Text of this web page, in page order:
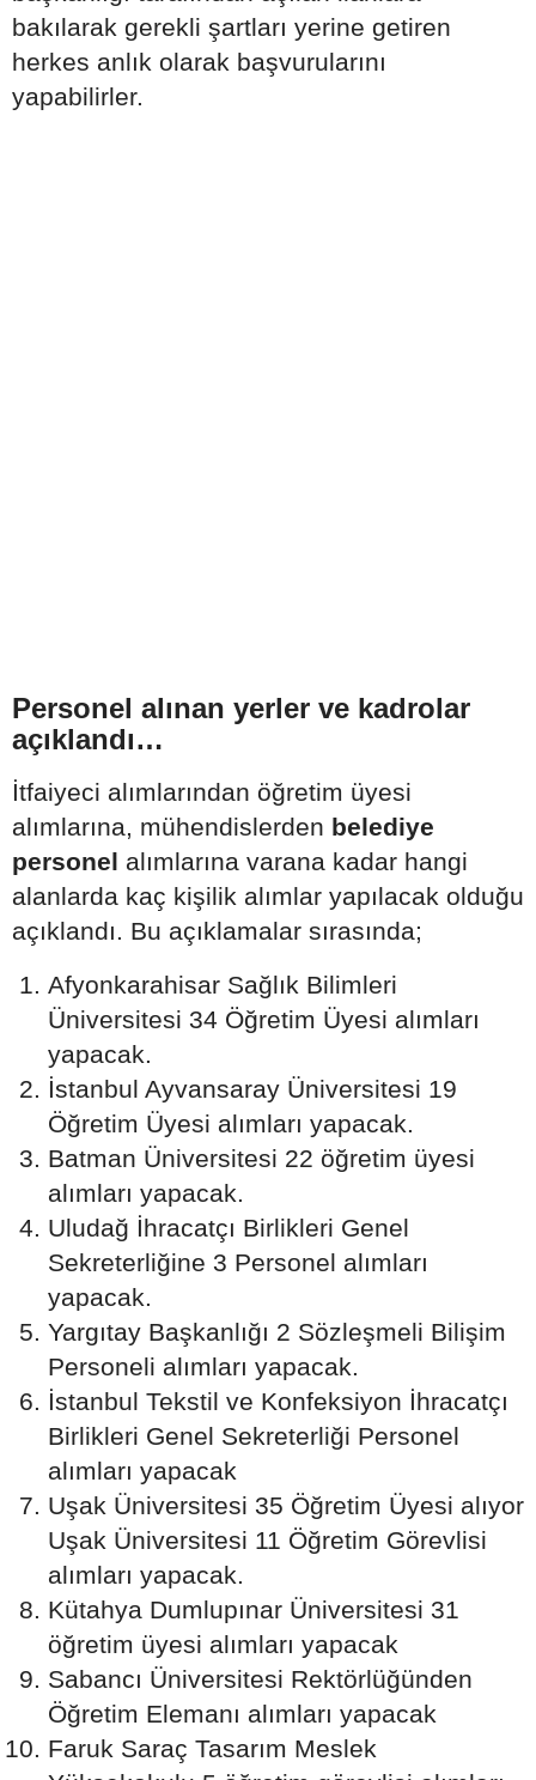
bakılarak gerekli şartları yerine getiren
herkes anlık olarak başvurularını
yapabilirler.
Personel alınan yerler ve kadrolar
açıklandı…
İtfaiyeci alımlarından öğretim üyesi
alımlarına, mühendislerden belediye
personel alımlarına varana kadar hangi
alanlarda kaç kişilik alımlar yapılacak olduğu
açıklandı. Bu açıklamalar sırasında;
Afyonkarahisar Sağlık Bilimleri
Üniversitesi 34 Öğretim Üyesi alımları
yapacak.
İstanbul Ayvansaray Üniversitesi 19
Öğretim Üyesi alımları yapacak.
Batman Üniversitesi 22 öğretim üyesi
alımları yapacak.
Uludağ İhracatçı Birlikleri Genel
Sekreterliğine 3 Personel alımları
yapacak.
Yargıtay Başkanlığı 2 Sözleşmeli Bilişim
Personeli alımları yapacak.
İstanbul Tekstil ve Konfeksiyon İhracatçı
Birlikleri Genel Sekreterliği Personel
alımları yapacak
Uşak Üniversitesi 35 Öğretim Üyesi alıyor
Uşak Üniversitesi 11 Öğretim Görevlisi
alımları yapacak.
Kütahya Dumlupınar Üniversitesi 31
öğretim üyesi alımları yapacak
Sabancı Üniversitesi Rektörlüğünden
Öğretim Elemanı alımları yapacak
Faruk Saraç Tasarım Meslek